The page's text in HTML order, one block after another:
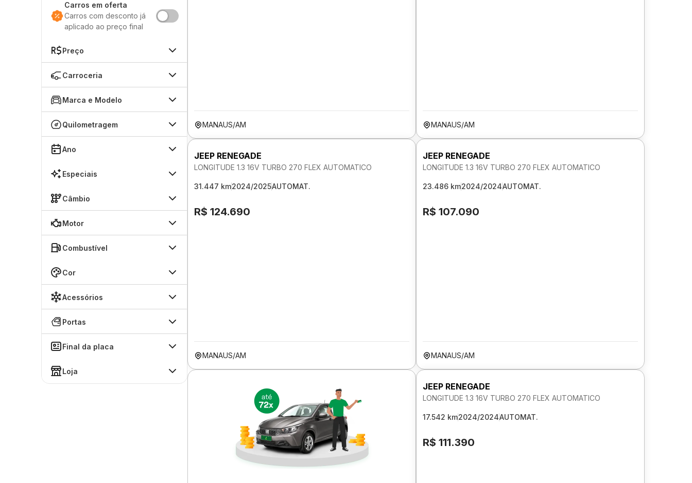
Carros em oferta
Carros com desconto já
aplicado ao preço final
Preço
Carroceria
Marca e Modelo
Quilometragem
Ano
Especiais
Câmbio
Motor
Combustível
Cor
Acessórios
Portas
Final da placa
Loja
MANAUS/AM MANAUS/AM
JEEP RENEGADE
LONGITUDE 1.3 16V TURBO 270 FLEX AUTOMATICO
31.447 km2024/2025AUTOMAT.
R$ 124.690
MANAUS/AM
JEEP RENEGADE
LONGITUDE 1.3 16V TURBO 270 FLEX AUTOMATICO
23.486 km2024/2024AUTOMAT.
R$ 107.090
MANAUS/AM
JEEP RENEGADE
LONGITUDE 1.3 16V TURBO 270 FLEX AUTOMATICO
17.542 km2024/2024AUTOMAT.
R$ 111.390